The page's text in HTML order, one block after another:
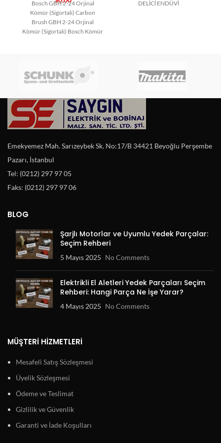
Bosch GBH 2-24 Orjinal
Kömür (Sigortalı) Carbon
Brush GBH 2-24 Orjinal
Kömür (Sigortalı) Bosch Kömür
DELİCİ ENDÜVİ
Emekyemez Mah. Sarızeybek Sk. No:17/B 34421 Beyoğlu Perşembe
Pazarı, İstanbul
Tel: (0212) 297 97 05
Faks: (0212) 297 97 06
BLOG
Şarjlı Motorlar ve Uyumlu Yedek Parçalar:
Seçim Rehberi
5 Mayıs 2025 No Comments
Elektrikli El Aletleri Yedek Parçaları Seçim
Rehberi: Hangi Parça Ne İşe Yarar?
4 Mayıs 2025 No Comments
MÜŞTERI HIZMETLERI
Mesafeli Satış Sözleşmesi
Üyelik Sözleşmesi
Ödeme ve Teslimat
Gizlilik ve Güvenlik
Garanti ve İade Koşulları